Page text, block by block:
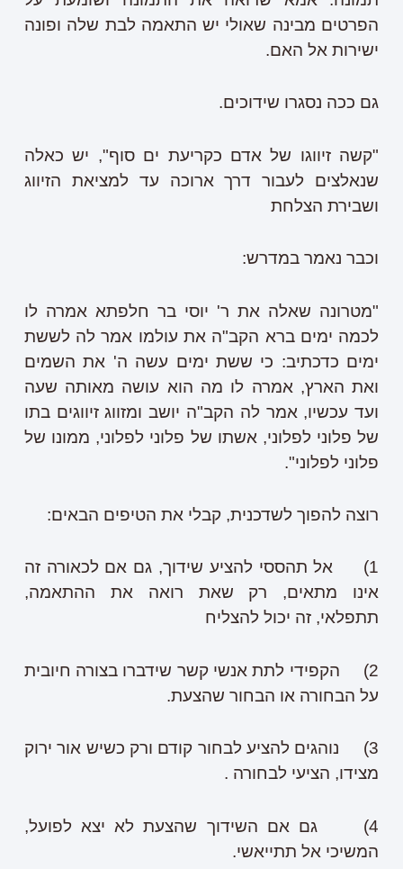
הפרטים מבינה שאולי יש התאמה לבת שלה ופונה
ישירות אל האם.
גם ככה נסגרו שידוכים.
"קשה זיווגו של אדם כקריעת ים סוף", יש כאלה
שנאלצים לעבור דרך ארוכה עד למציאת הזיווג
ושבירת הצלחת
וכבר נאמר במדרש:
"מטרונה שאלה את ר' יוסי בר חלפתא אמרה לו
לכמה ימים ברא הקב"ה את עולמו אמר לה לששת
ימים כדכתיב: כי ששת ימים עשה ה' את השמים
ואת הארץ, אמרה לו מה הוא עושה מאותה שעה
ועד עכשיו, אמר לה הקב"ה יושב ומזווג זיווגים בתו
של פלוני לפלוני, אשתו של פלוני לפלוני, ממונו של
פלוני לפלוני".
רוצה להפוך לשדכנית, קבלי את הטיפים הבאים:
1) אל תהססי להציע שידוך, גם אם לכאורה זה
אינו מתאים, רק שאת רואה את ההתאמה,
תתפלאי, זה יכול להצליח
2) הקפידי לתת אנשי קשר שידברו בצורה חיובית
על הבחורה או הבחור שהצעת.
3) נוהגים להציע לבחור קודם ורק כשיש אור ירוק
מצידו, הציעי לבחורה .
4) גם אם השידוך שהצעת לא יצא לפועל,
המשיכי אל תתייאשי.